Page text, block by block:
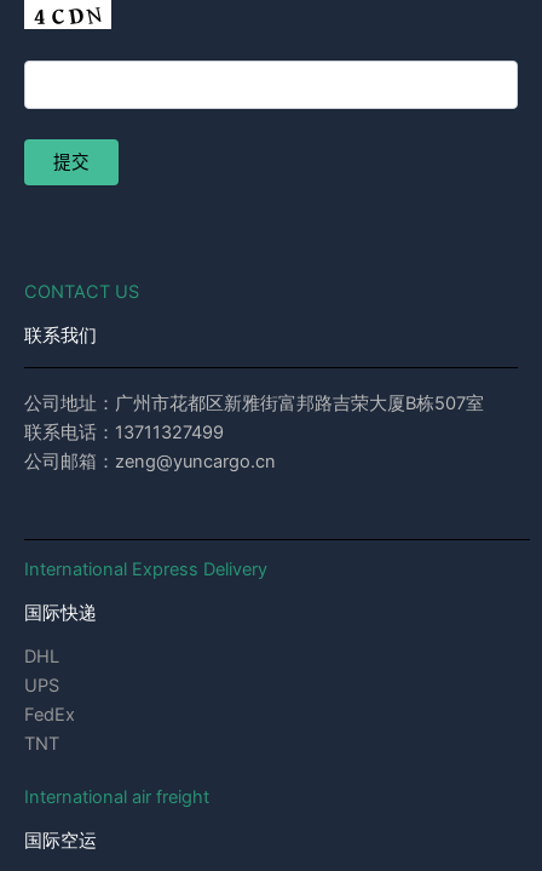
CONTACT US
联系我们
公司地址：广州市花都区新雅街富邦路吉荣大厦B栋507室
联系电话：13711327499
公司邮箱：zeng@yuncargo.cn
International Express Delivery
国际快递
DHL
UPS
FedEx
TNT
International air freight
国际空运